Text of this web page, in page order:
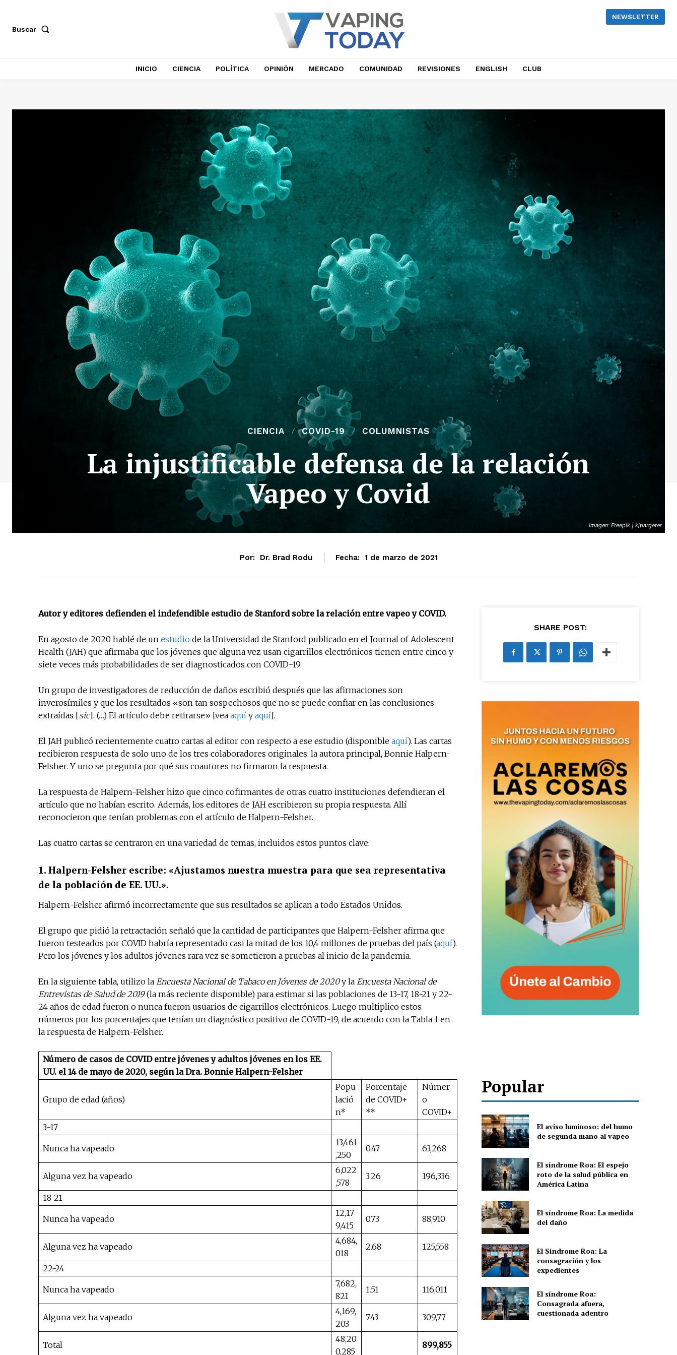
noticias
Suscríbete a nuestro boletín diario y recibe todas las
noticias del vapeo y la reducción de daños en tu correo
electrónico.
Subscribe to our daily clipping and receive all the news
SUBSCRIBIRSE
Buscar
NEWSLETTER
INICIO CIENCIA POLÍTICA OPINIÓN MERCADO COMUNIDAD REVISIONES ENGLISH CLUB
Imagen: Freepik | kjpargeter
CIENCIA COVID-19 COLUMNISTAS
La injustificable defensa de la relación
Vapeo y Covid
Por: Dr. Brad Rodu Fecha: 1 de marzo de 2021
Autor y editores defienden el indefendible estudio de Stanford sobre la relación entre vapeo y COVID.
En agosto de 2020 hablé de un estudio de la Universidad de Stanford publicado en el Journal of Adolescent
Health (JAH) que afirmaba que los jóvenes que alguna vez usan cigarrillos electrónicos tienen entre cinco y
siete veces más probabilidades de ser diagnosticados con COVID-19.
Un grupo de investigadores de reducción de daños escribió después que las afirmaciones son
inverosímiles y que los resultados «son tan sospechosos que no se puede confiar en las conclusiones
extraídas [sic]. (…) El artículo debe retirarse» [vea aquí y aquí].
El JAH publicó recientemente cuatro cartas al editor con respecto a ese estudio (disponible aquí). Las cartas
recibieron respuesta de solo uno de los tres colaboradores originales: la autora principal, Bonnie Halpern-
Felsher. Y uno se pregunta por qué sus coautores no firmaron la respuesta.
La respuesta de Halpern-Felsher hizo que cinco cofirmantes de otras cuatro instituciones defendieran el
artículo que no habían escrito. Además, los editores de JAH escribieron su propia respuesta. Allí
reconocieron que tenían problemas con el artículo de Halpern-Felsher.
Las cuatro cartas se centraron en una variedad de temas, incluidos estos puntos clave:
1. Halpern-Felsher escribe: «Ajustamos nuestra muestra para que sea representativa
de la población de EE. UU.».
Halpern-Felsher afirmó incorrectamente que sus resultados se aplican a todo Estados Unidos.
El grupo que pidió la retractación señaló que la cantidad de participantes que Halpern-Felsher afirma que
fueron testeados por COVID habría representado casi la mitad de los 10,4 millones de pruebas del país (aquí).
Pero los jóvenes y los adultos jóvenes rara vez se sometieron a pruebas al inicio de la pandemia.
En la siguiente tabla, utilizo la Encuesta Nacional de Tabaco en Jóvenes de 2020y la Encuesta Nacional de
Entrevistas de Salud de 2019(la más reciente disponible) para estimar si las poblaciones de 13-17, 18-21 y 22-
24 años de edad fueron o nunca fueron usuarios de cigarrillos electrónicos. Luego multiplico estos
números por los porcentajes que tenían un diagnóstico positivo de COVID-19, de acuerdo con la Tabla 1 en
la respuesta de Halpern-Felsher.
Número de casos de COVID entre jóvenes y adultos jóvenes en los EE.
UU. el 14 de mayo de 2020, según la Dra. Bonnie Halpern-Felsher
Grupo de edad (años)
Popu
lació
n*
Porcentaje
de COVID+
**
Númer
o
COVID+
3-17
Nunca ha vapeado
13,461
,250
0.47 63,268
Alguna vez ha vapeado
6,022
,578
3.26 196,336
18-21
Nunca ha vapeado
12,17
9,415
0.73 88,910
Alguna vez ha vapeado
4,684,
018
2.68 125,558
22-24
Nunca ha vapeado
7,682,
821
1.51 116,011
Alguna vez ha vapeado
4,169,
203
7.43 309,77
Total
48,20
0,285
899,855
SHARE POST:
Popular
El aviso luminoso: del humo
de segunda mano al vapeo
El síndrome Roa: El espejo
roto de la salud pública en
América Latina
El síndrome Roa: La medida
del daño
El Síndrome Roa: La
consagración y los
expedientes
El síndrome Roa:
Consagrada afuera,
cuestionada adentro